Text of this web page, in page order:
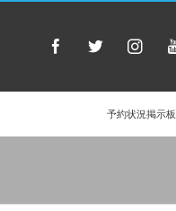
予約状況掲示板